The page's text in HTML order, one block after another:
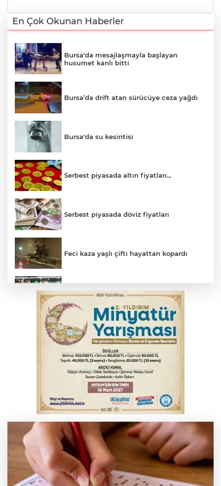
En Çok Okunan Haberler
Bursa'da mesajlaşmayla başlayan
husumet kanlı bitti
Bursa’da drift atan sürücüye ceza yağdı
Bursa'da su kesintisi
Serbest piyasada altın fiyatları...
Serbest piyasada döviz fiyatları
Feci kaza yaşlı çifti hayattan kopardı
Bursaspor 1. Lig'e fırtına gibi döndü
Gençlerbirliği, Fenerbahçe maçı
hazırlıklarına başladı
Salih Bademci ‘Sesler’le Bursa’da
Bursa’da rahvan atları şampiyonluk için
koştu